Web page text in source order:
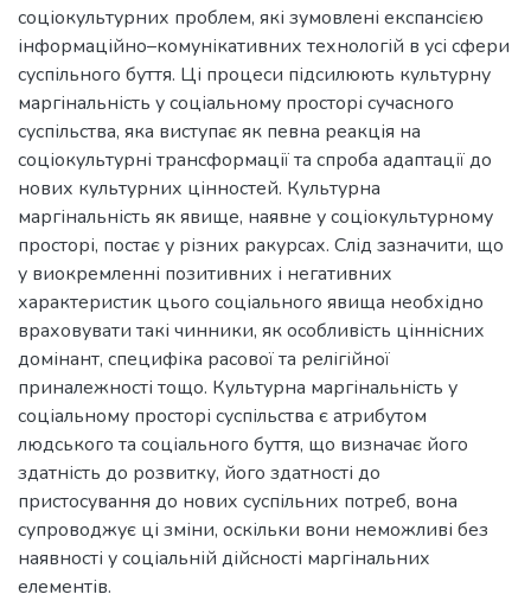
соціокультурних проблем, які зумовлені експансією
інформаційно–комунікативних технологій в усі сфери
суспільного буття. Ці процеси підсилюють культурну
маргінальність у соціальному просторі сучасного
суспільства, яка виступає як певна реакція на
соціокультурні трансформації та спроба адаптації до
нових культурних цінностей. Культурна
маргінальність як явище, наявне у соціокультурному
просторі, постає у різних ракурсах. Слід зазначити, що
у виокремленні позитивних і негативних
характеристик цього соціального явища необхідно
враховувати такі чинники, як особливість ціннісних
домінант, специфіка расової та релігійної
приналежності тощо. Культурна маргінальність у
соціальному просторі суспільства є атрибутом
людського та соціального буття, що визначає його
здатність до розвитку, його здатності до
пристосування до нових суспільних потреб, вона
супроводжує ці зміни, оскільки вони неможливі без
наявності у соціальній дійсності маргінальних
елементів.